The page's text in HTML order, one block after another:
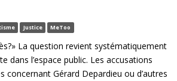
Justice MeToo
La question revient systématiquement
dans l’espace public. Les accusations
Gérard Depardieu ou d’autres